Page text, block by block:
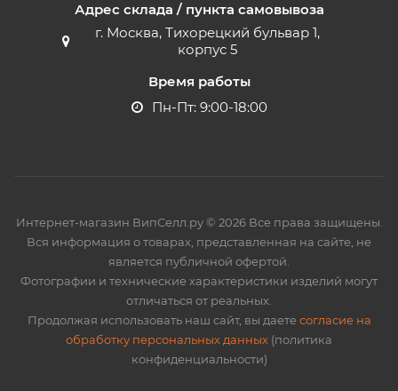
Адрес склада / пункта самовывоза
г. Москва, Тихорецкий бульвар 1,
корпус 5
Время работы
Пн-Пт: 9:00-18:00
Интернет-магазин ВипСелл.ру © 2026 Все права защищены.
Вся информация о товарах, представленная на сайте, не
является публичной офертой.
Фотографии и технические характеристики изделий могут
отличаться от реальных.
Продолжая использовать наш сайт, вы даетесогласие на
обработку персональных данных (политика
конфиденциальности)